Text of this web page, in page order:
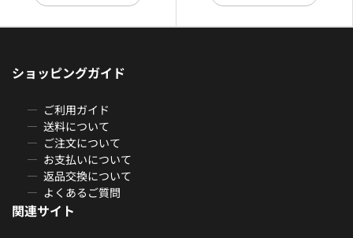
ショッピングガイド
ご利用ガイド
送料について
ご注文について
お支払いについて
返品交換について
よくあるご質問
関連サイト